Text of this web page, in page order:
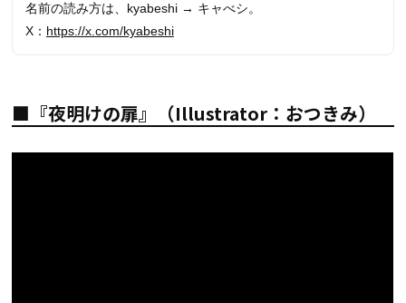
名前の読み方は、kyabeshi → キャべシ。
X： https://x.com/kyabeshi
■『夜明けの扉』（Illustrator：おつきみ）